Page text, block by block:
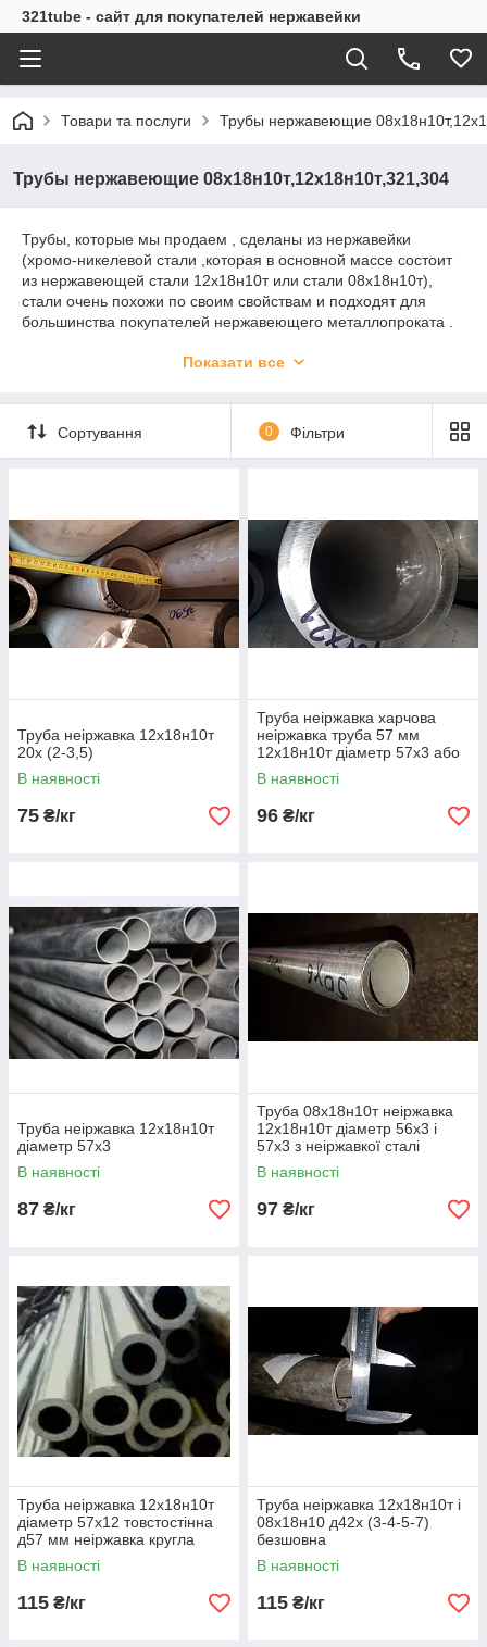
321tube - сайт для покупателей нержавейки
Товари та послуги Трубы нержавеющие
Трубы нержавеющие 08х18н10т,12х18н10т,321,304
Трубы, которые мы продаем , сделаны из нержавейки
(хромо-никелевой стали ,которая в основной массе состоит
из нержавеющей стали 12х18н10т или стали 08х18н10т),
стали очень похожи по своим свойствам и подходят для
большинства покупателей нержавеющего металлопроката .
диаметров 3х0,5-426х14 . Цена обсуждается на каждый заказ
бесшовная труба 12х18н10т-это лидер по продажам
нержавеющих труб в Украине.
Показати все
Сортування 0 Фільтри
Труба неіржавка 12х18н10т
20х (2-3,5)
В наявності
75 ₴/кг
Труба неіржавка харчова
неіржавка труба 57 мм
12х18н10т діаметр 57х3 або
321 сталь ду50 цільнотягнута
В наявності
96 ₴/кг
Труба неіржавка 12х18н10т
діаметр 57х3
В наявності
87 ₴/кг
Труба 08х18н10т неіржавка
12х18н10т діаметр 56х3 і
57х3 з неіржавкої сталі
безшовної
В наявності
97 ₴/кг
Труба неіржавка 12х18н10т
діаметр 57х12 товстостінна
д57 мм неіржавка кругла
труба
В наявності
115 ₴/кг
Труба неіржавка 12х18н10т і
08х18н10 д42х (3-4-5-7)
безшовна
В наявності
115 ₴/кг